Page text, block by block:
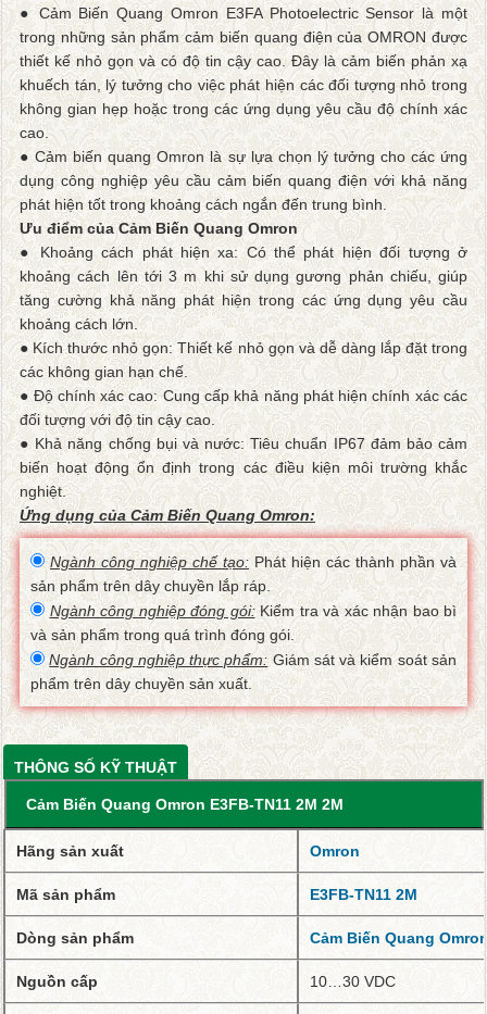
● Cảm Biến Quang Omron E3FA Photoelectric Sensor là một
trong những sản phẩm cảm biến quang điện của OMRON được
thiết kế nhỏ gọn và có độ tin cậy cao. Đây là cảm biến phản xạ
khuếch tán, lý tưởng cho việc phát hiện các đối tượng nhỏ trong
không gian hẹp hoặc trong các ứng dụng yêu cầu độ chính xác
cao.
● Cảm biến quang Omron là sự lựa chọn lý tưởng cho các ứng
dụng công nghiệp yêu cầu cảm biến quang điện với khả năng
phát hiện tốt trong khoảng cách ngắn đến trung bình.
Ưu điểm của Cảm Biến Quang Omron
● Khoảng cách phát hiện xa: Có thể phát hiện đối tượng ở
khoảng cách lên tới 3 m khi sử dụng gương phản chiếu, giúp
tăng cường khả năng phát hiện trong các ứng dụng yêu cầu
khoảng cách lớn.
● Kích thước nhỏ gọn: Thiết kế nhỏ gọn và dễ dàng lắp đặt trong
các không gian hạn chế.
● Độ chính xác cao: Cung cấp khả năng phát hiện chính xác các
đối tượng với độ tin cậy cao.
● Khả năng chống bụi và nước: Tiêu chuẩn IP67 đảm bảo cảm
biến hoạt động ổn định trong các điều kiện môi trường khắc
nghiệt.
Ứng dụng của Cảm Biến Quang Omron:
Ngành công nghiệp chế tạo: Phát hiện các thành phần và
sản phẩm trên dây chuyền lắp ráp.
Ngành công nghiệp đóng gói:Kiểm tra và xác nhận bao bì
và sản phẩm trong quá trình đóng gói.
Ngành công nghiệp thực phẩm: Giám sát và kiểm soát sản
phẩm trên dây chuyền sản xuất.
THÔNG SỐ KỸ THUẬT
Cảm Biến Quang Omron E3FB-TN11 2M 2M
Hãng sản xuất Omron
Mã sản phẩm E3FB-TN11 2M
Dòng sản phẩm Cảm Biến Quang
Nguồn cấp 10…30 VDC